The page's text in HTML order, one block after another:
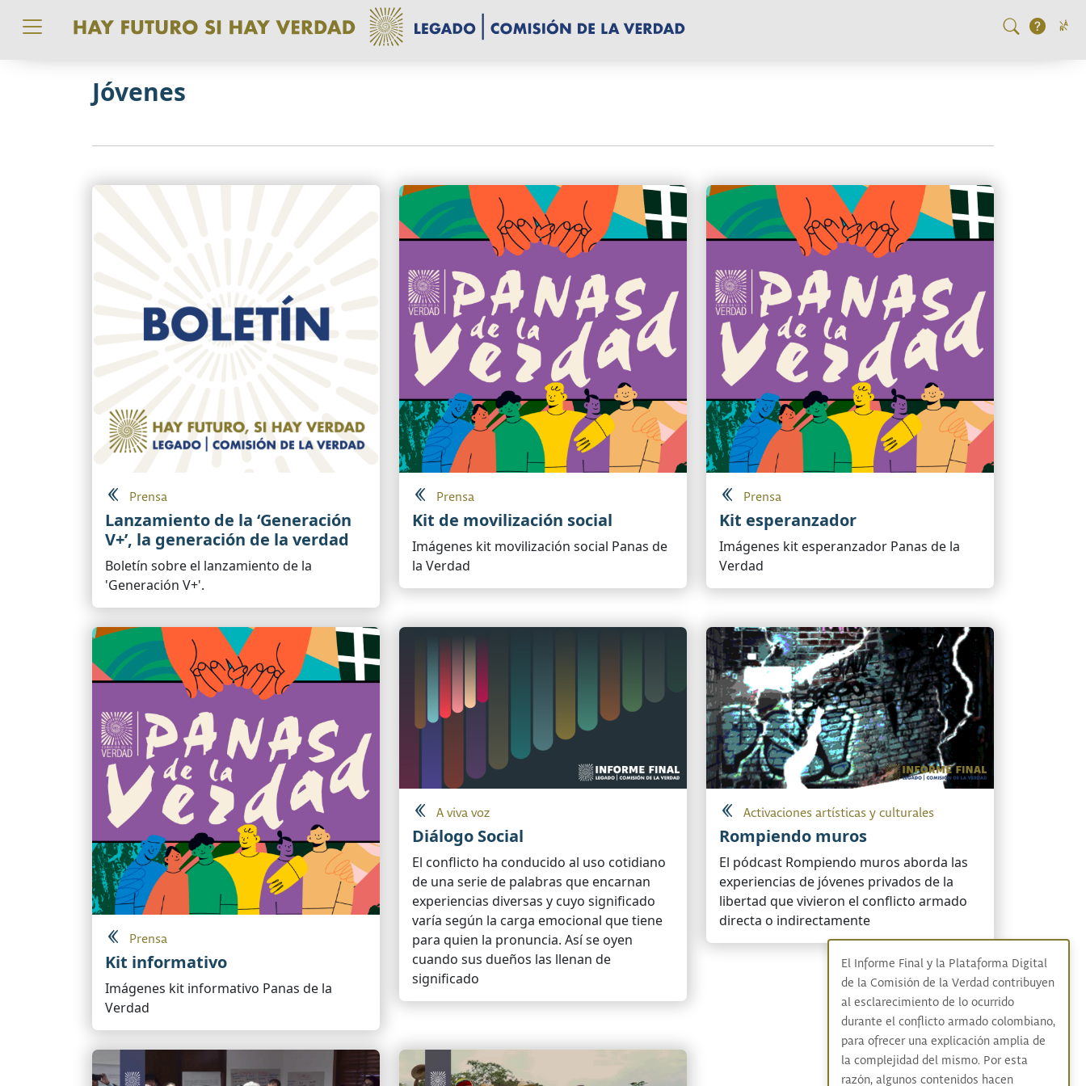
Jóvenes
Prensa
Lanzamiento de la ‘Generación
V+’, la generación de la verdad
Boletín sobre el lanzamiento de la
'Generación V+'.
Prensa
Kit de movilización social
Imágenes kit movilización social Panas de
la Verdad
Prensa
Kit esperanzador
Imágenes kit esperanzador Panas de la
Verdad
Prensa
Kit informativo
Imágenes kit informativo Panas de la
Verdad
A viva voz
Diálogo Social
El conflicto ha conducido al uso cotidiano
de una serie de palabras que encarnan
experiencias diversas y cuyo significado
varía según la carga emocional que tiene
para quien la pronuncia. Así se oyen
cuando sus dueños las llenan de
significado
Activaciones artísticas y culturales
Rompiendo muros
El pódcast Rompiendo muros aborda las
experiencias de jóvenes privados de la
libertad que vivieron el conflicto armado
directa o indirectamente
El Informe Final y la Plataforma Digital
de la Comisión de la Verdad contribuyen
al esclarecimiento de lo ocurrido
durante el conflicto armado colombiano,
para ofrecer una explicación amplia de
la complejidad del mismo. Por esta
razón, algunos contenidos hacen